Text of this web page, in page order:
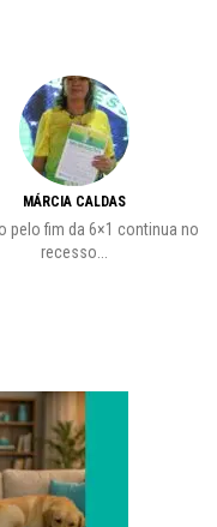
MÁRCIA CALDAS
pelo fim da 6×1 continua no
recesso...